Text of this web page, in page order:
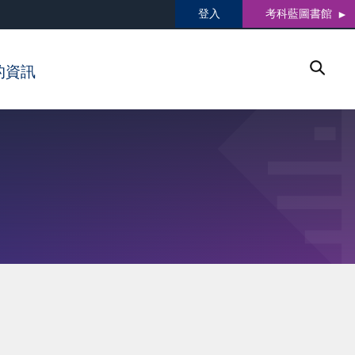
登入 考科藍圖書館
資訊